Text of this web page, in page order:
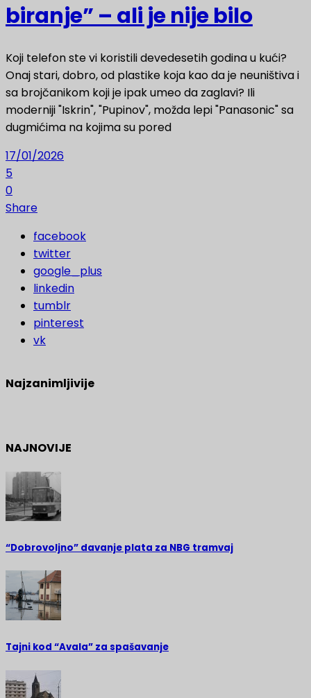
biranje” – ali je nije bilo
Koji telefon ste vi koristili devedesetih godina u kući?
Onaj stari, dobro, od plastike koja kao da je neuništiva i
sa brojčanikom koji je ipak umeo da zaglavi? Ili
moderniji "Iskrin", "Pupinov", možda lepi "Panasonic" sa
dugmićima na kojima su pored
17/01/2026
5
0
Share
facebook
twitter
google_plus
linkedin
tumblr
pinterest
vk
Najzanimljivije
NAJNOVIJE
“Dobrovoljno” davanje plata za NBG tramvaj
Tajni kod “Avala” za spašavanje